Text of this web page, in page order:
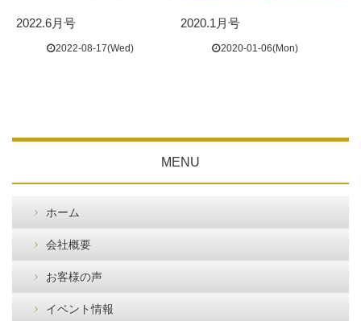
2022.6月号
2022-08-17(Wed)
2020.1月号
2020-01-06(Mon)
MENU
ホーム
会社概要
お客様の声
イベント情報